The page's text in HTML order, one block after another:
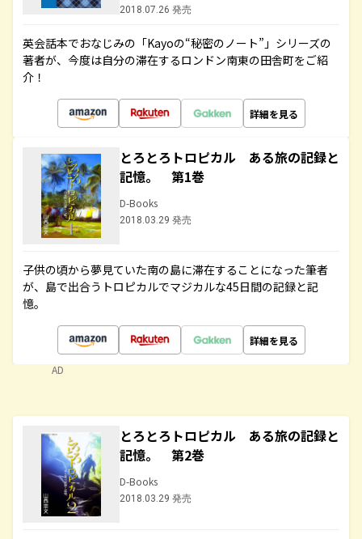
2018.07.26 発売
英会話本でおなじみの「Kayoの“秘密のノート”」シリーズの
著者が、今度は自分の滞在するロンドン南東の田舎町をご紹
介！
詳細を見る
とろとろトロピカル ある旅の記録と
記憶。 第1巻
D-Books
2018.03.29 発売
子供の頃から夢見ていた南の島に滞在することになった筆者
が、島で出合うトロピカルでマジカルな45日間の記録と記
憶。
詳細を見る
AD
とろとろトロピカル ある旅の記録と
記憶。 第2巻
D-Books
2018.03.29 発売